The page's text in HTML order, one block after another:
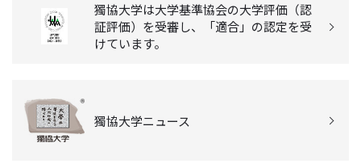
獨協大学は大学基準協会の大学評価（認
証評価）を受審し、「適合」の認定を受
けています。
獨協大学ニュース